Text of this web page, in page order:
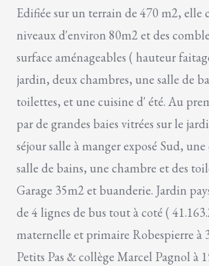
Edifiée sur un terrain de 470 m2, elle
niveaux d'environ 80m2 et des
surface aménageables ( hauteur
jardin, deux chambres, une salle de
toilettes, et une cuisine d' été. Au
par de grandes baies vitrées sur le
séjour salle à manger exposé Sud,
salle de bains, une chambre et des
Garage 35m2 et buanderie. Jardin
de 4 lignes de bus tout à coté (
maternelle et primaire Robespierre à
Petits Pas & collège Marcel Pagnol à